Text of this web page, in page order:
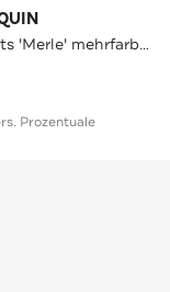
Badeshorts 'Merle' mehrfarbig
Prozentuale